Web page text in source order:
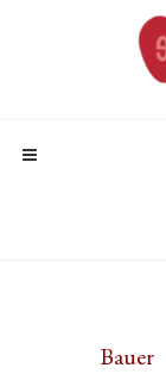
Bauer